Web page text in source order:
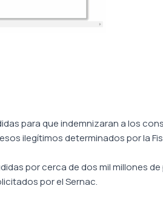
para que indemnizaran a los
ilegítimos determinados por la
por cerca de dos mil millones de
por el Sernac.